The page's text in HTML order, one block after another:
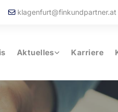
 klagenfurt@finkundpartner.at
Aktuelles Karriere